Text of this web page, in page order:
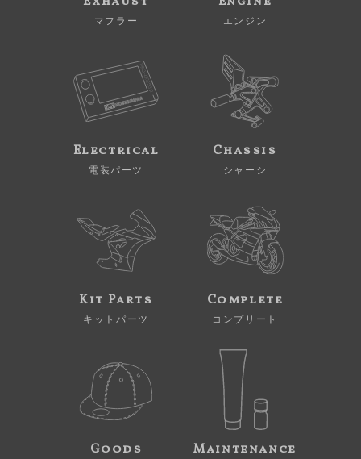
マフラー エンジン
Electrical
電装パーツ
Chassis
シャーシ
Kit Parts
キットパーツ
Complete
コンプリート
Goods Maintenance